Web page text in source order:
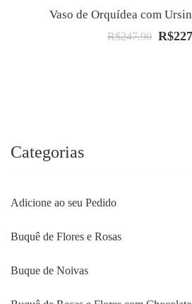
Vaso de Orquídea com
R$247.90 O
R$
Categorias
Adicione ao seu Pedido
Buquê de Flores e Rosas
Buque de Noivas